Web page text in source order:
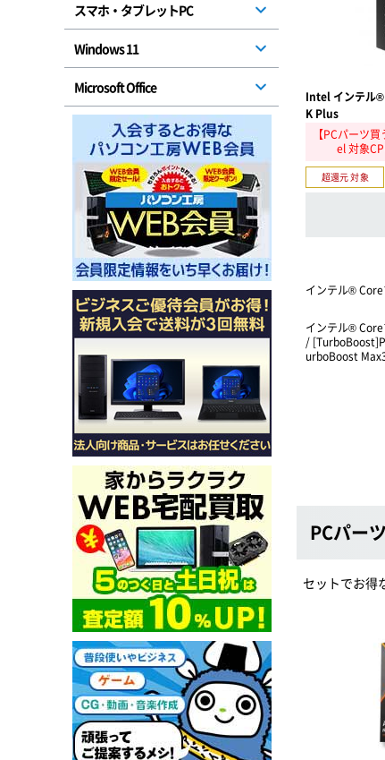
Intel インテル
K Plus
【PCパーツ
el 対象
超還元 対象
インテル®
インテル®
/
urboBoost
PCパー
セットでお得
スマホ・タブレットPC
Windows 11
Microsoft Office